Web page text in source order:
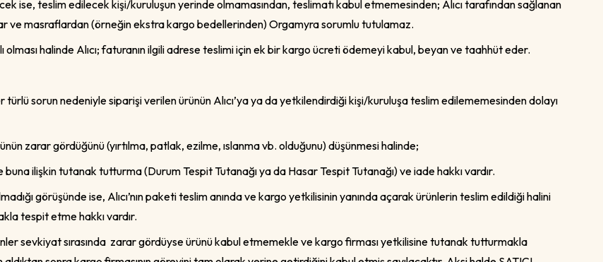
ise, teslim edilecek kişi/kuruluşun yerinde olmamasından, teslimatı kabul etmemesinden; Alıcı tarafından sağlanan
ve masraflardan (örneğin ekstra kargo bedellerinden) Orgamyra sorumlu tutulamaz.
halinde Alıcı; faturanın ilgili adrese teslimi için ek bir kargo ücreti ödemeyi kabul, beyan ve taahhüt eder.
türlü sorun nedeniyle siparişi verilen ürünün Alıcı’ya ya da yetkilendirdiği kişi/kuruluşa teslim edilememesinden dolayı
zarar gördüğünü (yırtılma, patlak, ezilme, ıslanma vb. olduğunu) düşünmesi halinde;
ilişkin tutanak tutturma (Durum Tespit Tutanağı ya da Hasar Tespit Tutanağı) ve iade hakkı vardır.
görüşünde ise, Alıcı’nın paketi teslim anında ve kargo yetkilisinin yanında açarak ürünlerin teslim edildiği halini
tespit etme hakkı vardır.
sevkiyat sırasında zarar gördüyse ürünü kabul etmemekle ve kargo firması yetkilisine tutanak tutturmakla